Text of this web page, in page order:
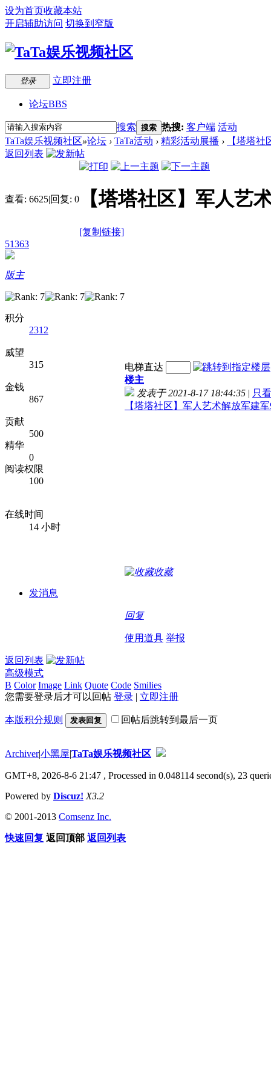
设为首页收藏本站
开启辅助访问 切换到窄版
登录 立即注册
论坛BBS
搜索 搜索 热搜: 客户端 活动
TaTa娱乐视频社区»论坛 › TaTa活动 › 精彩活动展播 ›
【塔塔
返回列表
查看: 6625|回复: 0 【塔塔社区】军人艺
[复制链接]
51363
版主
积分
2312
威望
315
金钱
867
贡献
500
精华
0
阅读权限
100
在线时间
14 小时
发消息
电梯直达
楼主
发表于 2021-8-17 18:44:35 | 只
【塔塔社区】军人艺术解放军建
收藏
回复
使用道具 举报
返回列表
高级模式
B Color Image Link Quote Code Smilies
您需要登录后才可以回帖 登录 | 立即注册
本版积分规则 发表回复 回帖后跳转到最后一页
Archiver|小黑屋|TaTa娱乐视频社区
GMT+8, 2026-8-6 21:47 , Processed in 0.048114 second(s), 23
Powered by Discuz! X3.2
© 2001-2013 Comsenz Inc.
快速回复 返回顶部 返回列表